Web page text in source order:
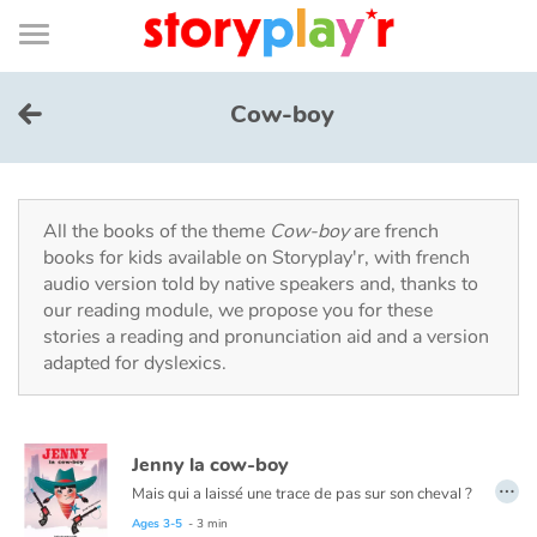
Connexion
Bibliothèque
de
page
Menu
Log in
Try for free
Library
Awards
Tales and classics in french
Cow-boy
All the books of the theme Cow-boyare french
books for kids available on Storyplay'r, with french
audio version told by native speakers and, thanks to
our reading module, we propose you for these
stories a reading and pronunciation aid and a version
adapted for dyslexics.
Jenny la cow-boy
Mais qui a laissé une trace de pas sur son cheval ?
Ages 3-5 - 3 min
…